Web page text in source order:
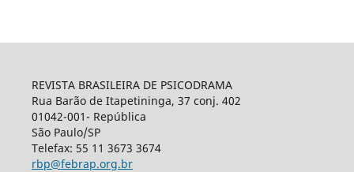
REVISTA BRASILEIRA DE PSICODRAMA
Rua Barão de Itapetininga, 37 conj. 402
01042-001- República
São Paulo/SP
Telefax: 55 11 3673 3674
rbp@febrap.org.br